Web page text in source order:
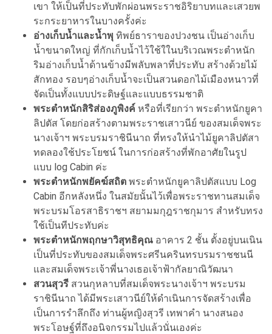
เขา ให้เป็นที่ประทับพักผ่อนพระราชอิริยาบทและเสวยพ
ระกระยาหารในบางครั้งค่ะ
อ่างเก็บน้ำและน้ำพุ ทิพย์ธาราของปวงชน เป็นอ่างเก็บ
น้ำขนาดใหญ่ ที่กักเก็บน้ำไว้ใช้ใในบริเวณพระตำหนัก
ริมอ่างเก็บน้ำด้านข้างมีพลับพลาที่ประทับ สร้างด้วยไม้
สักทอง รอบๆอ่างเก็บน้ำจะเป็นสวนดอกไม้เมืองหนาวที่
จัดเป็นทั้งแบบประดิษฐ์และแบบธรรมชาติ
พระตำหนักสิริส่องภูพิงค์ หรือที่เรียกว่า พระตำหนักยูคา
ลิปตัส โดยก่อสร้างตามพระราชเสาวนีย์ ของสมเด็จพระ
นางเจ้าฯ พระบรมราชินีนาถ ที่ทรงให้นำไม้ยูคาลิปตัสา
ทดลองใช้ประโยชน์ ในการก่อสร้างที่พักอาศัยในรูป
แบบ log Cabin ค่ะ
พระตำหนักพยัคฆ์สถิต พระตำหนักยูคาลิปตัสแบบ Log
Cabin อีกหลังหนึ่ง ในสมัยนั้นไว้เพื่อพระราชทานสมเด็จ
พระบรมโอรสาธิราชฯ สยามมกุฎราชกุมาร สำหรับทรง
ใช้เป็นทีประทับค่ะ
พระตำหนักพฤกษาวิสุทธิคุณ อาคาร 2 ชั้น ตั้งอยู่บนเนิน
เป็นที่ประทับของสมเด็จพระศรีนครินทรบรมราชชนนี
และสมเด็จพระเจ้าพี่นางเธอเจ้าฟ้ากัลยาณิวัฒนา
สวนสุวรี สวนกุหลาบที่สมเด็จพระนางเจ้าฯ พระบรม
ราชินีนาถ ได้มีพระเสาวนีย์ให้ดำเนินการจัดสร้างเพื่อ
เป็นการรำลึกถึง ท่านผู้หญิงสุวรี เทพาคำ นางสนอง
พระโอษฐ์ที่ถึงอนิจกรรมไปแล้วนั่นเองค่ะ